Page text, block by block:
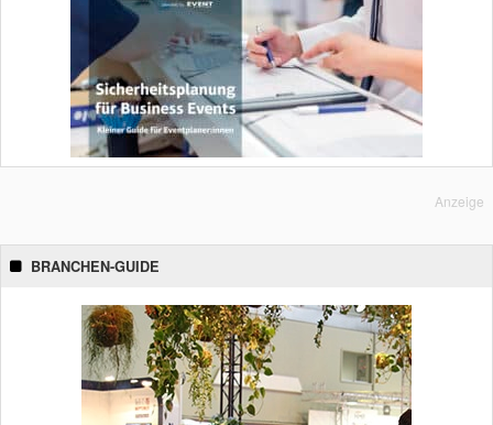
Anzeige
BRANCHEN-GUIDE